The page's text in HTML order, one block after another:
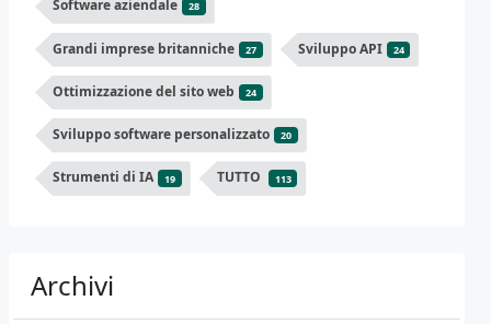
Software aziendale 28
Grandi imprese britanniche 27 Sviluppo API 24
Ottimizzazione del sito web 24
Sviluppo software personalizzato 20
Strumenti di IA 19 TUTTO 113
Archivi